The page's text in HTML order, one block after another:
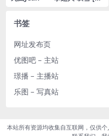
书签
网址发布页
优图吧 – 主站
璟播 – 主播站
乐图 – 写真站
本站所有资源均收集自互联网，仅供